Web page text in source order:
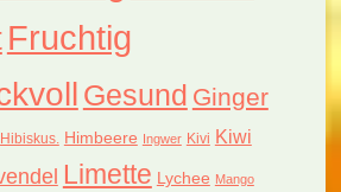
Fruchtig
Gesund Ginger
Hibiskus. Himbeere Ingwer Kivi Kiwi
Limette Lychee Mango